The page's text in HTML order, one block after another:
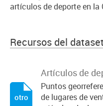
artículos de deporte en la
Recursos del dataset
Artículos de
Puntos
de lugares de
otro